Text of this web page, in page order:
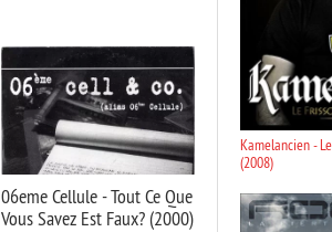
06eme Cellule - Tout Ce Que
Vous Savez Est Faux? (2000)
Kamelancien -
(2008)